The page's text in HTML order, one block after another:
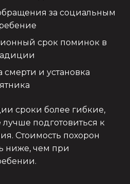
за социальным
срок поминок в
и установка
сроки более гибкие,
лучше подготовиться к
Стоимость похорон
ниже, чем при